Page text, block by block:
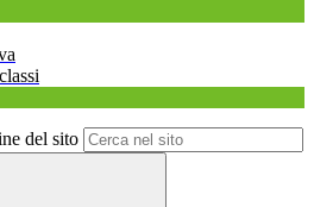
del sito